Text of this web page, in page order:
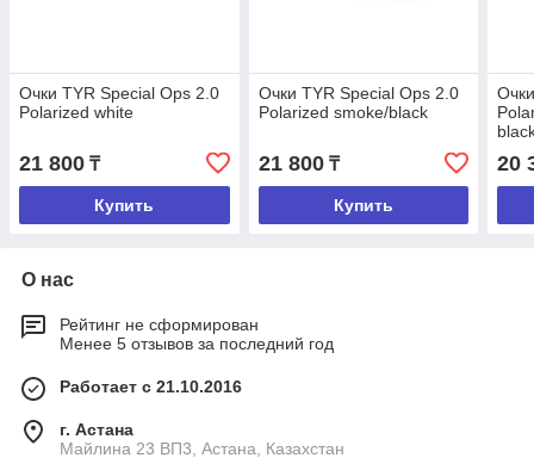
Очки TYR Special Ops 2.0
Polarized white
21 800 ₸
Купить
Очки TYR Special Ops 2.0
Polarized smoke/black
21 800₸
Купить
20
О нас
Рейтинг не сформирован
Менее 5 отзывов за последний год
Работает с 21.10.2016
г. Астана
Майлина 23 ВП3, Астана, Казахстан